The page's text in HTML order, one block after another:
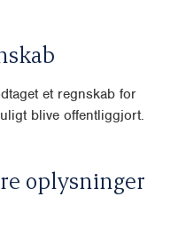
et regnskab for
blive offentliggjort.
oplysninger